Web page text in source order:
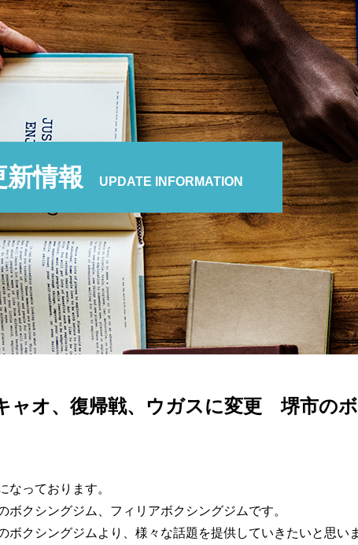
新情報 UPDATE INFORMATION
ャオ、復帰戦、ウガスに変更 堺市の
なっております。
ボクシングジム、フィリアボクシングジムです。
ボクシングジムより、様々な話題を提供していきたいと思い